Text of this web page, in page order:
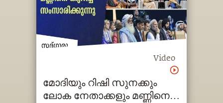
Video
മോദിയും റിഷി സുനക്കും
ലോക നേതാക്കളും മണ്ണിനെ